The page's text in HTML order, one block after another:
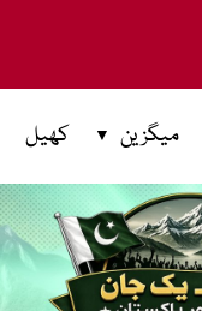
میگزین کھیل